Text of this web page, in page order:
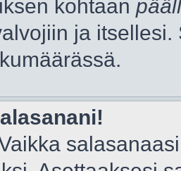
kohtaan
ja